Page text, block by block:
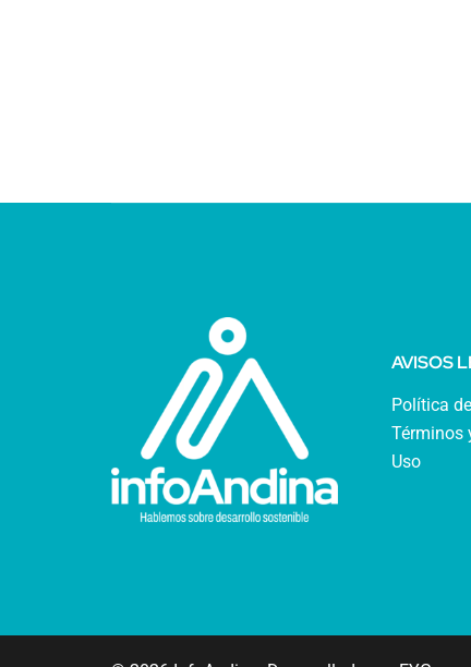
AVISOS
Política
Términos
Uso